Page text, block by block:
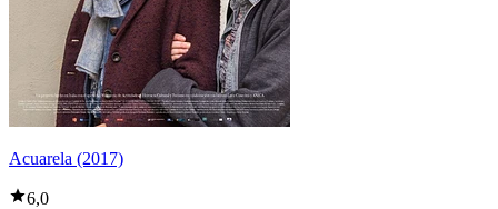
Acuarela (2017)
6,0